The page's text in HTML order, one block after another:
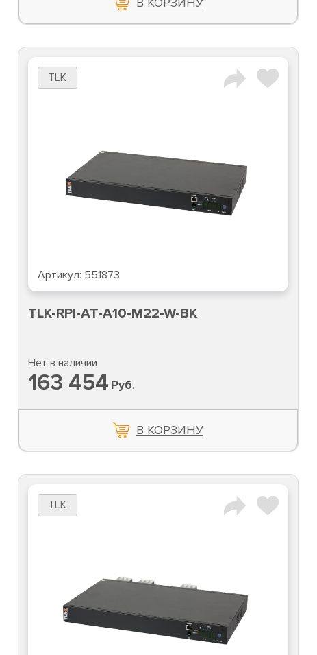
TLK
Артикул: 551873
TLK-RPI-AT-A10-M22-W-BK
Нет в наличии
163 454 Руб.
В КОРЗИНУ
TLK